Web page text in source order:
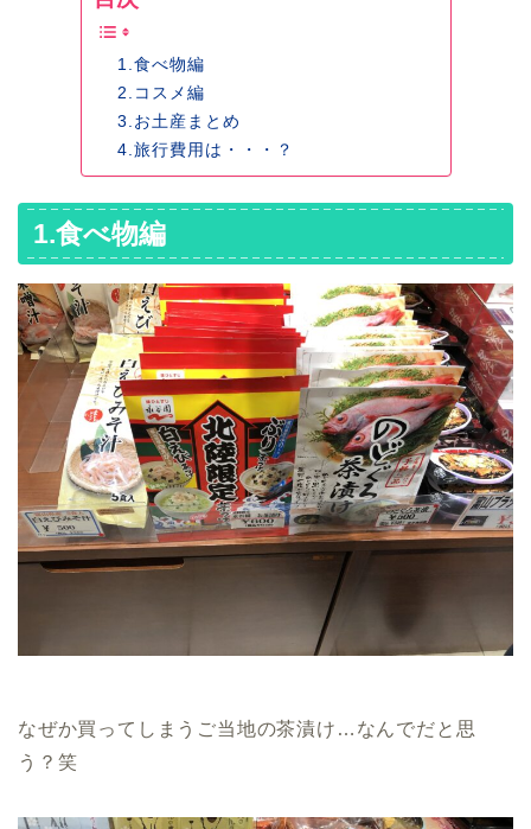
1.食べ物編
2.コスメ編
3.お土産まとめ
4.旅行費用は・・・？
1.食べ物編
なぜか買ってしまうご当地の茶漬け…なんでだと思
う？笑